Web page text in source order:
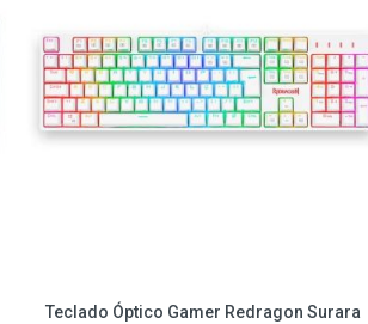
Teclado Óptico Gamer Redragon Surara